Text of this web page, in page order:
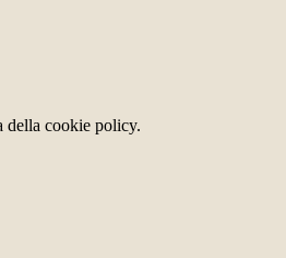
della cookie policy.